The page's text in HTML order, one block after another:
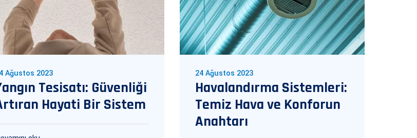
Ağustos 2023
Tesisatı: Güvenliği
Hayati Bir Sistem
24 Ağustos 2023
Havalandırma Sistemleri:
Temiz Hava ve Konforun
Anahtarı